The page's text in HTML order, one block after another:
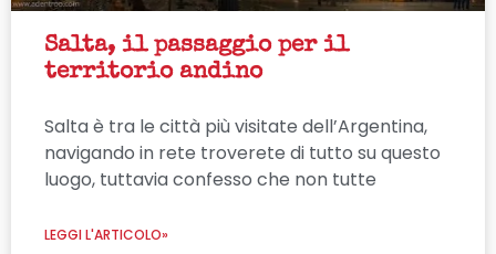
Salta, il passaggio per il
territorio andino
Salta è tra le città più visitate dell’Argentina,
navigando in rete troverete di tutto su questo
luogo, tuttavia confesso che non tutte
LEGGI L'ARTICOLO»